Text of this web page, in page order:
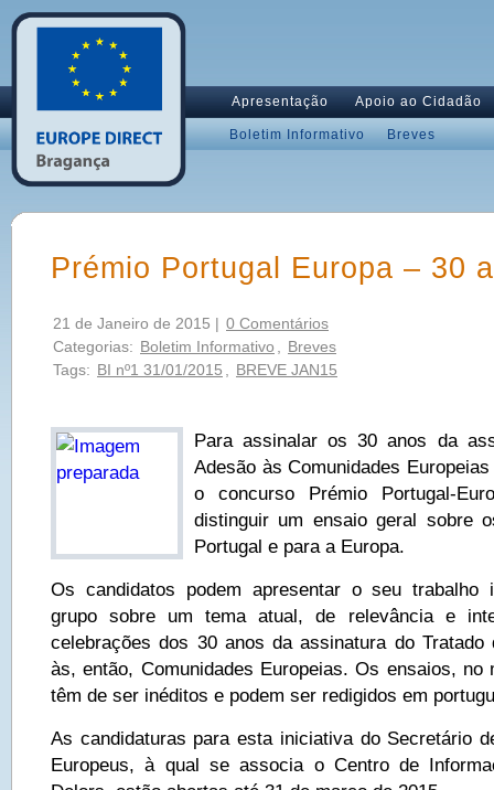
Apresentação Apoio ao Cidadão
Boletim Informativo Breves
Prémio Portugal Europa – 30
21 de Janeiro de 2015 | 0 Comentários
Categorias: Boletim Informativo
Breves
Tags: BI nº1 31/01/2015 BREVE JAN15
Para assinalar os 30 anos da
Adesão às Comunidades
o concurso Prémio Portugal-
distinguir um ensaio geral sobre
Portugal e para a Europa.
Os candidatos podem apresentar o seu trabalho
grupo sobre um tema atual, de relevância e
celebrações dos 30 anos da assinatura do Tratado
às, então, Comunidades Europeias. Os ensaios, no
têm de ser inéditos e podem ser redigidos em
As candidaturas para esta iniciativa do Secretário
Europeus, à qual se associa o Centro de